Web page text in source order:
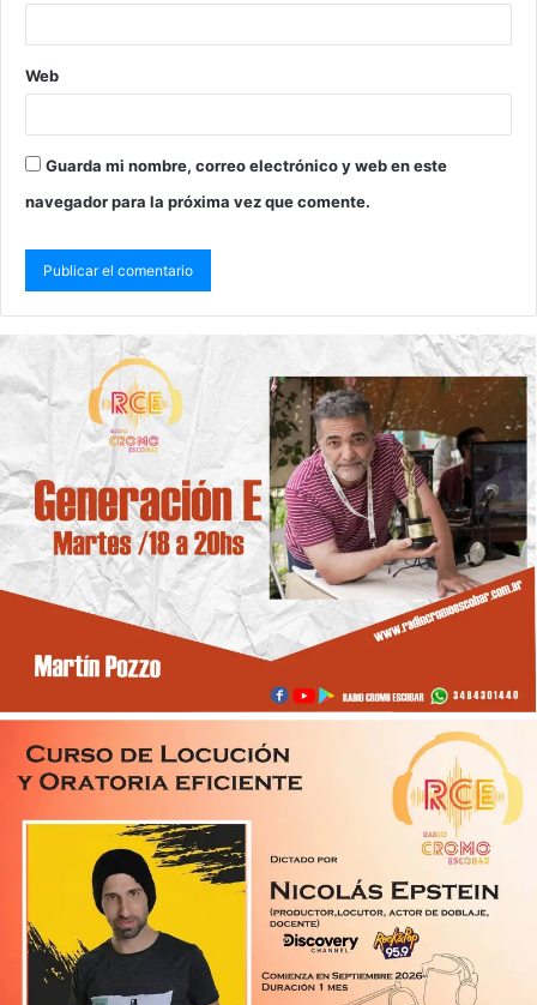
Web
Guarda mi nombre, correo electrónico y web en este
navegador para la próxima vez que comente.